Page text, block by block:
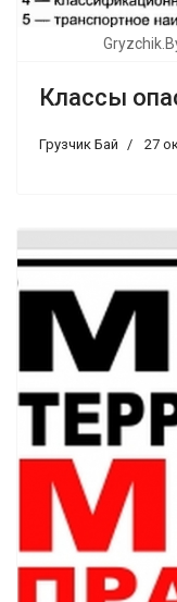
Классы
Грузчик Бай 27